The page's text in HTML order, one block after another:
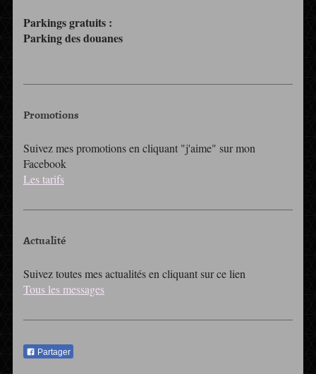
Parkings gratuits :
Parking des douanes
Promotions
Suivez mes promotions en cliquant "j'aime" sur mon
Facebook
Les tarifs
Actualité
Suivez toutes mes actualités en cliquant sur ce lien
Tous les messages
Partager